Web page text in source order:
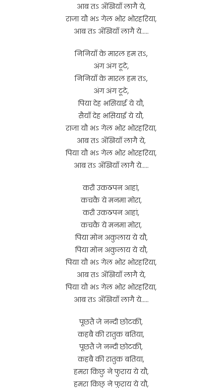
आब तऽ अँखियाँ लागै ये,
राजा यौ भऽ गेल भोर भोरहरिया,
आब तऽ अँखियाँ लागै ये…..
निनियाँ के मारल हम तऽ,
अंग अंग टूटे,
निनियाँ के मारल हम तऽ,
अंग अंग टूटे,
पिया देह भसियाई ये यौ,
सैयाँ देह भसियाई ये यौ,
राजा यौ भऽ गेल भोर भोरहरिया,
आब तऽ अँखियाँ लागै ये,
पिया यौ भऽ गेल भोर भोरहरिया,
आब तऽ अँखियाँ लागै ये…..
करी उकठपन आहां,
कचकै ये मनमा मोरा,
करी उकठपन आहां,
कचकै ये मनमा मोरा,
पिया मोन अकुलाय ये यौ,
पिया मोन अकुलाय ये यौ,
पिया यौ भऽ गेल भोर भोरहरिया,
आब तऽ अँखियाँ लागै ये,
पिया यौ भऽ गेल भोर भोरहरिया,
आब तऽ अँखियाँ लागै ये…..
पूछतै जे नन्दी छोटकी,
कहबै की रातुक बतिया,
पूछतै जे नन्दी छोटकी,
कहबै की रातुक बतिया,
हमरा किछु ने फुराय ये यौ,
हमरा किछु ने फुराय ये यौ,